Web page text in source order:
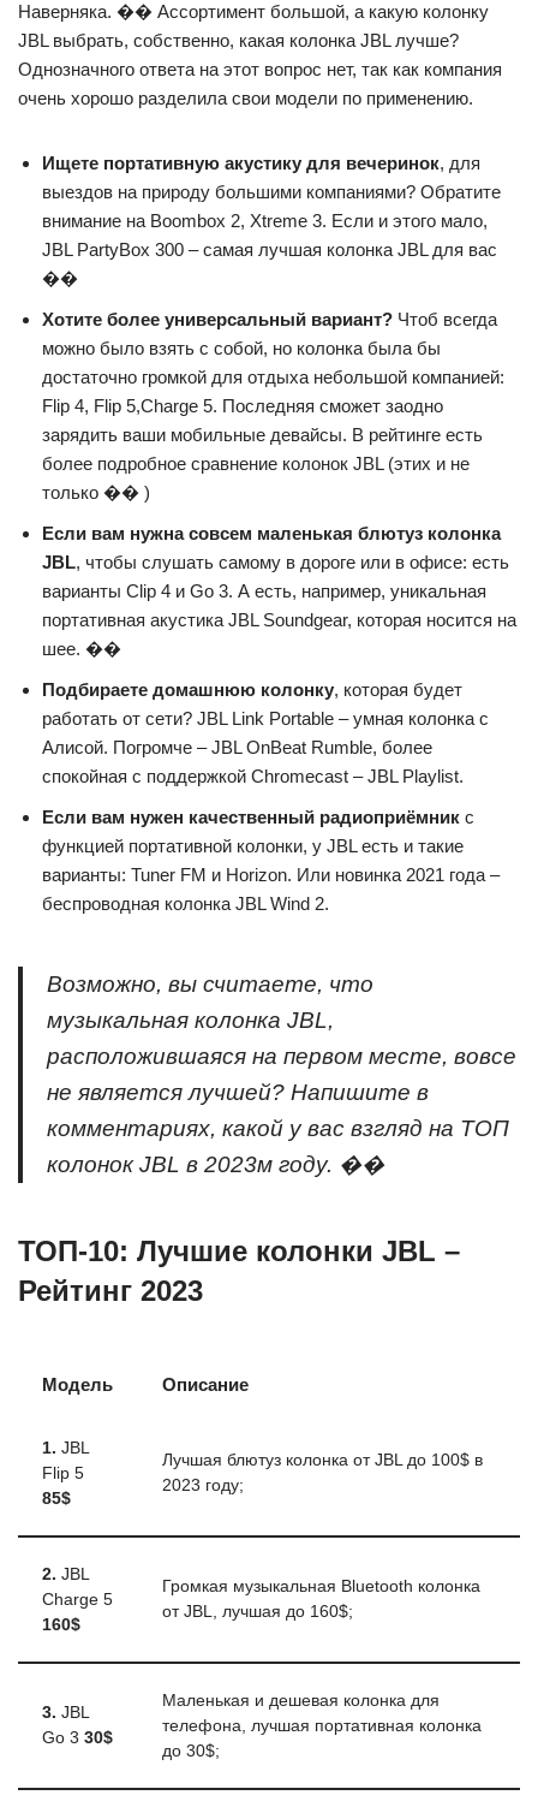
Наверняка. �� Ассортимент большой, а какую колонку
JBL выбрать, собственно, какая колонка JBL лучше?
Однозначного ответа на этот вопрос нет, так как компания
очень хорошо разделила свои модели по применению.
Ищете портативную акустику для вечеринок, для
выездов на природу большими компаниями? Обратите
внимание на Boombox 2, Xtreme 3. Если и этого мало,
JBL PartyBox 300 – самая лучшая колонка JBL для вас
��
Хотите более универсальный вариант? Чтоб всегда
можно было взять с собой, но колонка была бы
достаточно громкой для отдыха небольшой компанией:
Flip 4, Flip 5,Charge 5. Последняя сможет заодно
зарядить ваши мобильные девайсы. В рейтинге есть
более подробное сравнение колонок JBL (этих и не
только �� )
Если вам нужна совсем маленькая блютуз колонка
JBL, чтобы слушать самому в дороге или в офисе: есть
варианты Clip 4 и Go 3. А есть, например, уникальная
портативная акустика JBL Soundgear, которая носится на
шее. ��
Подбираете домашнюю колонку, которая будет
работать от сети? JBL Link Portable – умная колонка с
Алисой. Погромче – JBL OnBeat Rumble, более
спокойная с поддержкой Chromecast – JBL Playlist.
Если вам нужен качественный радиоприёмник с
функцией портативной колонки, у JBL есть и такие
варианты: Tuner FM и Horizon. Или новинка 2021 года –
беспроводная колонка JBL Wind 2.
Возможно, вы считаете, что
музыкальная колонка JBL,
расположившаяся на первом месте, вовсе
не является лучшей? Напишите в
комментариях, какой у вас взгляд на ТОП
колонок JBL в 2023м году. ��
ТОП-10: Лучшие колонки JBL –
Рейтинг 2023
Модель Описание
1. JBL
Flip 5
85$
Лучшая блютуз колонка от JBL до 100$ в
2023 году;
2. JBL
Charge 5
160$
Громкая музыкальная Bluetooth колонка
от JBL, лучшая до 160$;
3. JBL
Go 3 30$
Маленькая и дешевая колонка для
телефона, лучшая портативная колонка
до 30$;